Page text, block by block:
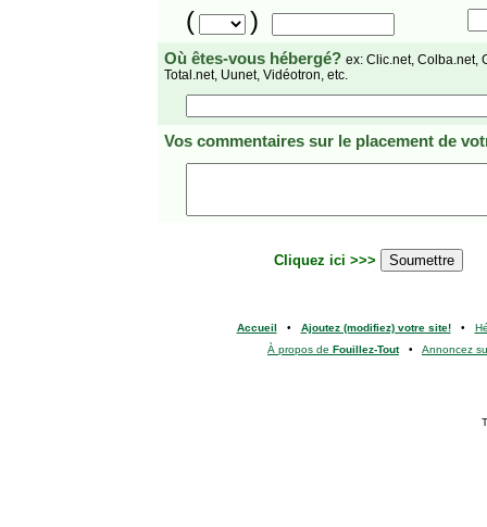
( )
Où êtes-vous hébergé? ex: Clic.net, Colba.net,
Total.net, Uunet, Vidéotron, etc.
Vos commentaires sur le placement de
Cliquez ici >>>
Accueil • Ajoutez (modifiez) votre site!•
À propos de Fouillez-Tout• Annoncez